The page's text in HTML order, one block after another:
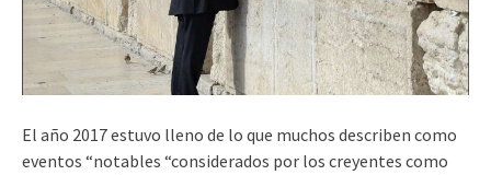
El año 2017 estuvo lleno de lo que muchos describen como
eventos “notables “considerados por los creyentes como